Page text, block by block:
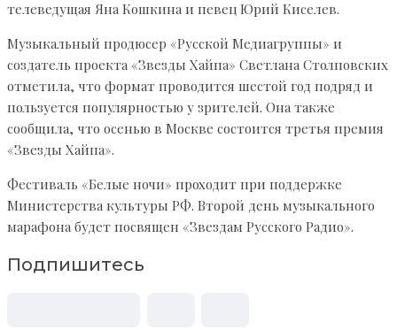
телеведущая Яна Кошкина и певец Юрий Киселев.
Музыкальный продюсер «Русской Медиагруппы» и
создатель проекта «Звезды Хайпа» Светлана Столповских
отметила, что формат проводится шестой год подряд и
пользуется популярностью у зрителей. Она также
сообщила, что осенью в Москве состоится третья премия
«Звезды Хайпа».
Фестиваль «Белые ночи» проходит при поддержке
Министерства культуры РФ. Второй день музыкального
марафона будет посвящен «Звездам Русского Радио».
Подпишитесь